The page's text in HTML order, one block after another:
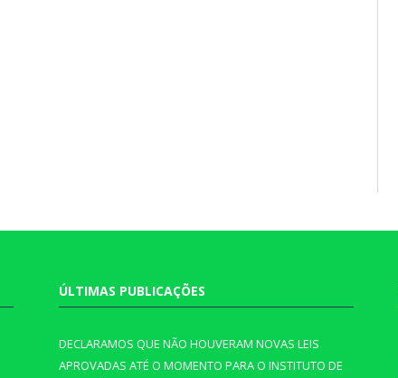
ÚLTIMAS PUBLICAÇÕES
DECLARAMOS QUE NÃO HOUVERAM NOVAS LEIS
APROVADAS ATÉ O MOMENTO PARA O INSTITUTO DE